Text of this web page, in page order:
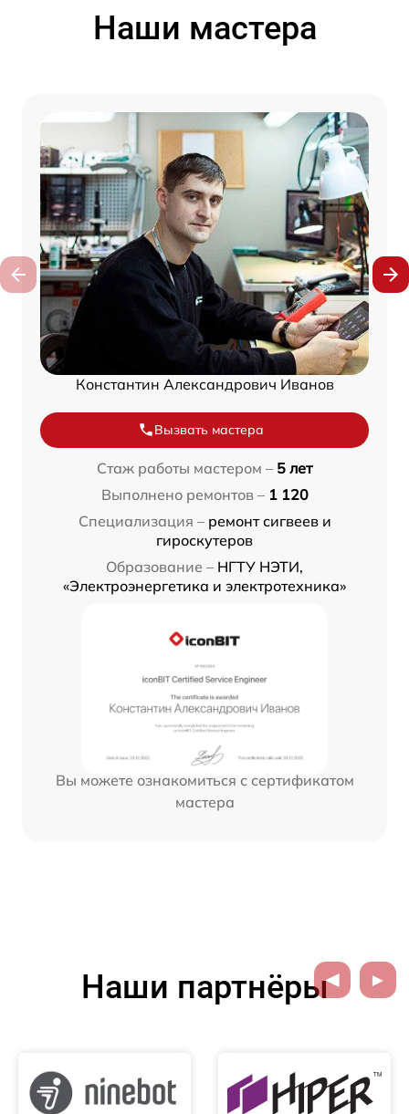
Наши мастера
Константин Александрович Иванов
Вызвать мастера
Стаж работы мастером – 5 лет
Выполнено ремонтов – 1 120
Специализация – ремонт сигвеев и
гироскутеров
Образование – НГТУ НЭТИ,
«Электроэнергетика и электротехника»
Вы можете ознакомиться с сертификатом
мастера
Наши партнёры